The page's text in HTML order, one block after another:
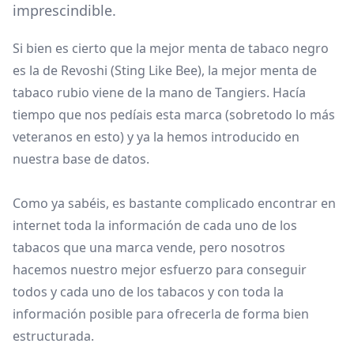
imprescindible.
Si bien es cierto que la mejor menta de tabaco negro
es la de Revoshi (Sting Like Bee), la mejor menta de
tabaco rubio viene de la mano de Tangiers. Hacía
tiempo que nos pedíais esta marca (sobretodo lo más
veteranos en esto) y ya la hemos introducido en
nuestra base de datos.
Como ya sabéis, es bastante complicado encontrar en
internet toda la información de cada uno de los
tabacos que una marca vende, pero nosotros
hacemos nuestro mejor esfuerzo para conseguir
todos y cada uno de los tabacos y con toda la
información posible para ofrecerla de forma bien
estructurada.